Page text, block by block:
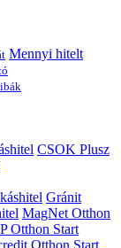
Mennyi hitelt
CSOK Plusz
Gránit
MagNet Otthon
Otthon Start